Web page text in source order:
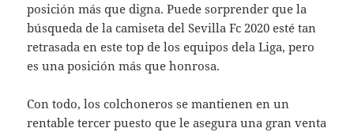
posición más que digna. Puede sorprender que la
búsqueda de la camiseta del Sevilla Fc 2020 esté tan
retrasada en este top de los equipos dela Liga, pero
es una posición más que honrosa.
Con todo, los colchoneros se mantienen en un
rentable tercer puesto que le asegura una gran venta